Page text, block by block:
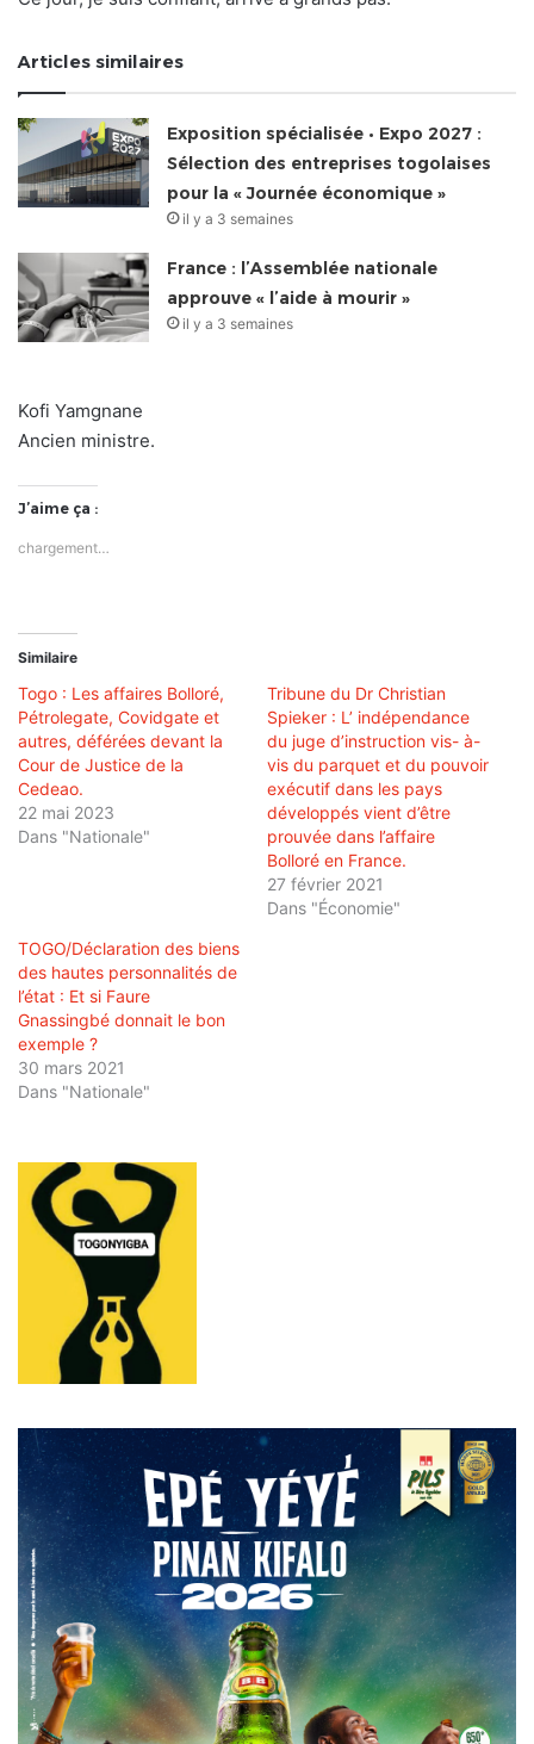
Articles similaires
Exposition spécialisée • Expo 2027 :
Sélection des entreprises togolaises
pour la « Journée économique »
il y a 3 semaines
France : l’Assemblée nationale
approuve « l’aide à mourir »
il y a 3 semaines
Kofi Yamgnane
Ancien ministre.
J’aime ça :
chargement…
Similaire
Togo : Les affaires Bolloré,
Pétrolegate, Covidgate et
autres, déférées devant la
Cour de Justice de la
Cedeao.
22 mai 2023
Dans "Nationale"
Tribune du Dr Christian
Spieker : L’ indépendance
du juge d’instruction vis- à-
vis du parquet et du pouvoir
exécutif dans les pays
développés vient d’être
prouvée dans l’affaire
Bolloré en France.
27 février 2021
Dans "Économie"
TOGO/Déclaration des biens
des hautes personnalités de
l’état : Et si Faure
Gnassingbé donnait le bon
exemple ?
30 mars 2021
Dans "Nationale"